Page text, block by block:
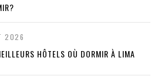
2026
HÔTELS OÙ DORMIR À LIMA